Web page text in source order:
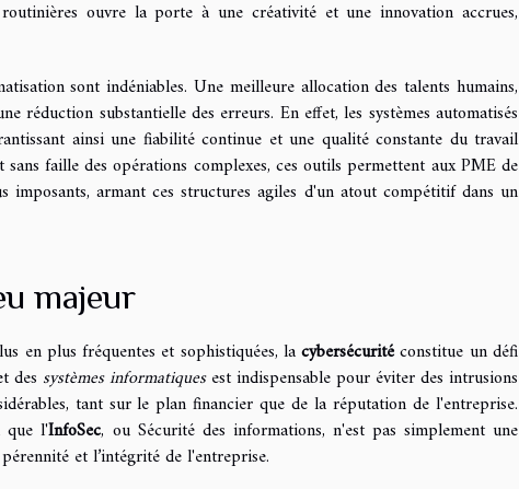
ouvre la porte à une créativité et une innovation accrues,
sont indéniables. Une meilleure allocation des talents humains,
réduction substantielle des erreurs. En effet, les systèmes automatisés
ainsi une fiabilité continue et une qualité constante du travail
faille des opérations complexes, ces outils permettent aux PME de
imposants, armant ces structures agiles d'un atout compétitif dans un
majeur
en plus fréquentes et sophistiquées, lacybersécuritéconstitue un défi
des systèmes informatiquesest indispensable pour éviter des intrusions
tant sur le plan financier que de la réputation de l'entreprise.
que l'InfoSec, ou Sécurité des informations, n'est pas simplement une
et l’intégrité de l'entreprise.